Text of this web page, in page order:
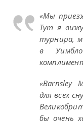
«Мы
Тут я
турнира,
в
«Barnsley
для всех
бы очень